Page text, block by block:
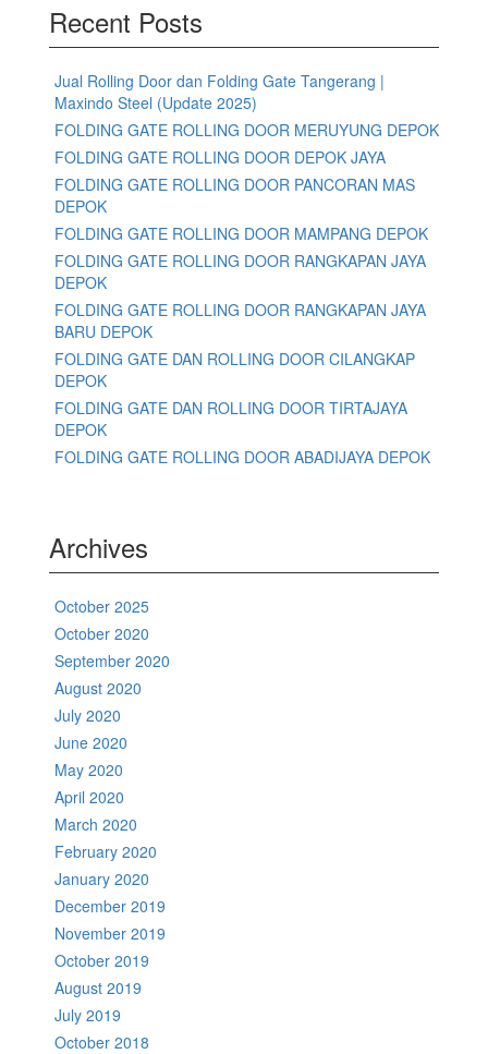
Recent Posts
Jual Rolling Door dan Folding Gate Tangerang |
Maxindo Steel (Update 2025)
FOLDING GATE ROLLING DOOR MERUYUNG DEPOK
FOLDING GATE ROLLING DOOR DEPOK JAYA
FOLDING GATE ROLLING DOOR PANCORAN MAS
DEPOK
FOLDING GATE ROLLING DOOR MAMPANG DEPOK
FOLDING GATE ROLLING DOOR RANGKAPAN JAYA
DEPOK
FOLDING GATE ROLLING DOOR RANGKAPAN JAYA
BARU DEPOK
FOLDING GATE DAN ROLLING DOOR CILANGKAP
DEPOK
FOLDING GATE DAN ROLLING DOOR TIRTAJAYA
DEPOK
FOLDING GATE ROLLING DOOR ABADIJAYA DEPOK
Archives
October 2025
October 2020
September 2020
August 2020
July 2020
June 2020
May 2020
April 2020
March 2020
February 2020
January 2020
December 2019
November 2019
October 2019
August 2019
July 2019
October 2018